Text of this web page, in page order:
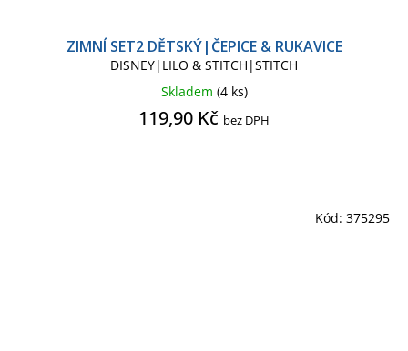
ZIMNÍ SET2 DĚTSKÝ|ČEPICE & RUKAVICE
DISNEY|LILO & STITCH|STITCH
Skladem (4 ks)
119,90 Kč bez DPH
Kód: 375295